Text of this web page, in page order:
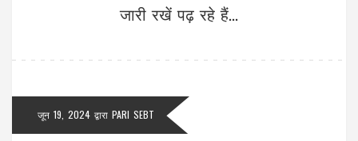
जारी रखें पढ़ रहे हैं...
जून 19, 2024 द्वारा PARI SEBT